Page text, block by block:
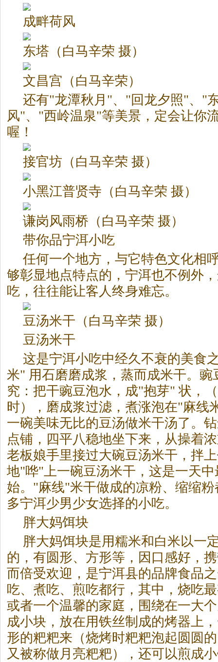
成畔荷风
东塔（白马辛荣 摄）
文昌宫（白马辛荣）
还有"龙潭秋月"、"回龙夕照"、"
风"、"西岭温泉"等美景，定会让你
喔！
接官坊（白马辛荣 摄）
小黑江普贤寺（白马辛荣 摄）
谦岗风雨桥（白马辛荣 摄）
带你品宁洱小吃
任何一个地方，与它特色文化相
够彰显地点特点的，宁洱也不例外
吃，往往能让客人终身难忘。
豆汤米干（白马辛荣 摄）
豆汤米干
这是宁洱小吃中经久不衰的美食
米" 用石磨磨成浆，蒸而成米干。豌
究：把干豌豆泡水，成"抱芽" 状，
时），磨成浆过滤，煮涨泡在"麻线
一碗美味无比的豆汤做米干汤了。
点铺，四平八稳地坐下来，从操着
老板娘手里接过大碗豆汤米干，拌
地"哗"上一碗豆汤米干，这是一天
始。"麻线"米干做成的凉粉、缩缩
多宁洱少男少女选择的小吃。
胖大妈饵块
胖大妈饵块是用糯米和白米以一
的，有圆形、方形等，因口感好，
而倍受欢迎，是宁洱县的品牌食品
吃、煮吃、煎吃都行，其中，烧吃
或者一个温馨的家庭，围绕在一大
成小块，放在用铁丝制成的烤器上
形的粑粑来（烧烤时粑粑泡起圆圆
又被称做月亮粑粑），还可以煎成